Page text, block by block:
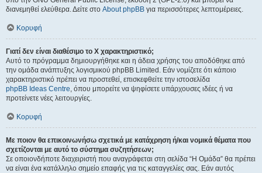
διανεμηθεί ελεύθερα. Δείτε στο About phpBB για περισσότερες λεπτομέρειες.
Κορυφή
Γιατί δεν είναι διαθέσιμο το Χ χαρακτηριστικό;
Αυτό το πρόγραμμα δημιουργήθηκε και η άδεια χρήσης του αποδόθηκε από
την ομάδα ανάπτυξης λογισμικού phpBB Limited. Εάν νομίζετε ότι κάποιο
χαρακτηριστικό πρέπει να προστεθεί, επισκεφθείτε την ιστοσελίδα
phpBB Ideas Centre, όπου μπορείτε να ψηφίσετε υπάρχουσες ιδέες ή να
προτείνετε νέες λειτουργίες.
Κορυφή
Με ποιον θα επικοινωνήσω σχετικά με κατάχρηση ή/και νομικά θέματα που
σχετίζονται με αυτό το σύστημα συζητήσεων;
Σε οποιονδήποτε διαχειριστή που αναγράφεται στη σελίδα “Η Ομάδα” θα πρέπει
να είναι ένα κατάλληλο σημείο επαφής για τις καταγγελίες σας. Εάν αυτός